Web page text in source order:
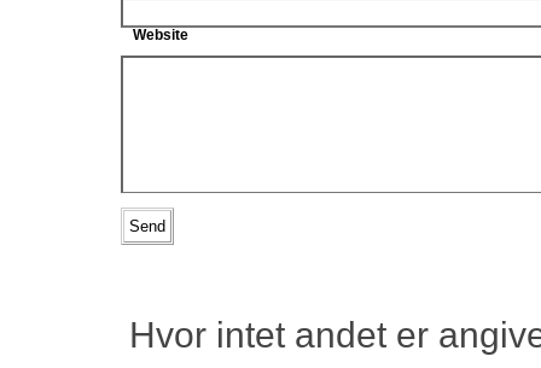
Website
Hvor intet andet er